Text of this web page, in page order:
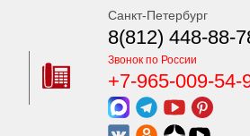
Санкт-Петербург
8(812) 448-88-
Звонок по России
+7-965-009-54-